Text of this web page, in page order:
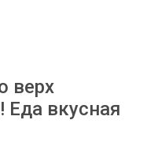
верх
Еда вкусная